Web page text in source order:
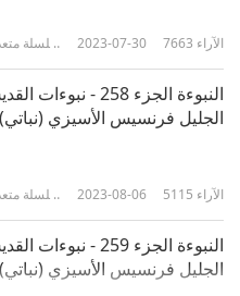
2023-07-30 7663 الآراء
النبوءة الجزء 258 - نبوءات
الجليل فرنسيس الأسيزي (نباتي)
2023-08-06 5115 الآراء
النبوءة الجزء 259 - نبوءات
الجليل فرنسيس الأسيزي (نباتي)